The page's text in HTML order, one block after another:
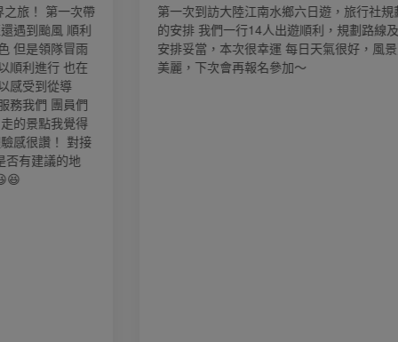
江南水鄉六日遊，旅行社規劃細心
14人出遊順利，規劃路線及時間
很幸運 每日天氣很好，風景更是
報名參加～
第一次到大陸旅遊昆大
親切熱心服務，幫我跟
讓我們留下很美好的回
務態度非常好、有問必